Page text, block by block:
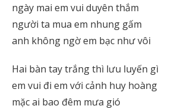
ngày mai em vui duyên thắm
người ta mua em nhung gấm
anh không ngờ em bạc như vôi
Hai bàn tay trắng thì lưu luyến gì
em vui đi em với cảnh huy hoàng
mặc ai bao đêm mưa gió